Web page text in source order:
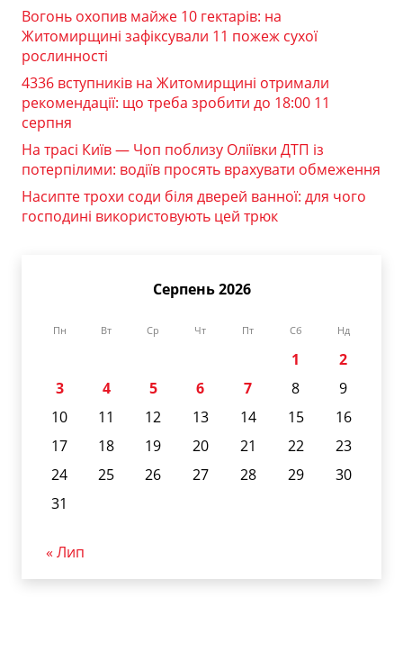
Вогонь охопив майже 10 гектарів: на
Житомирщині зафіксували 11 пожеж сухої
рослинності
4336 вступників на Житомирщині отримали
рекомендації: що треба зробити до 18:00 11
серпня
На трасі Київ — Чоп поблизу Оліївки ДТП із
потерпілими: водіїв просять врахувати обмеження
Насипте трохи соди біля дверей ванної: для чого
господині використовують цей трюк
Серпень 2026
Пн Вт Ср Чт Пт Сб Нд
1
2
3
4 5 6 7 8
9
10
11 12 13 14 15
16
17
18 19 20 21 22
23
24
25 26 27 28 29
30
31
« Лип